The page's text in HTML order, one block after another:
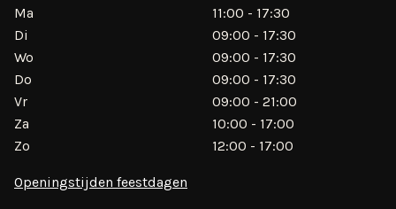
Ma
11:00 - 17:30
Di
09:00 - 17:30
Wo
09:00 - 17:30
Do
09:00 - 17:30
Vr
09:00 - 21:00
Za
10:00 - 17:00
Zo
12:00 - 17:00
Openingstijden feestdagen